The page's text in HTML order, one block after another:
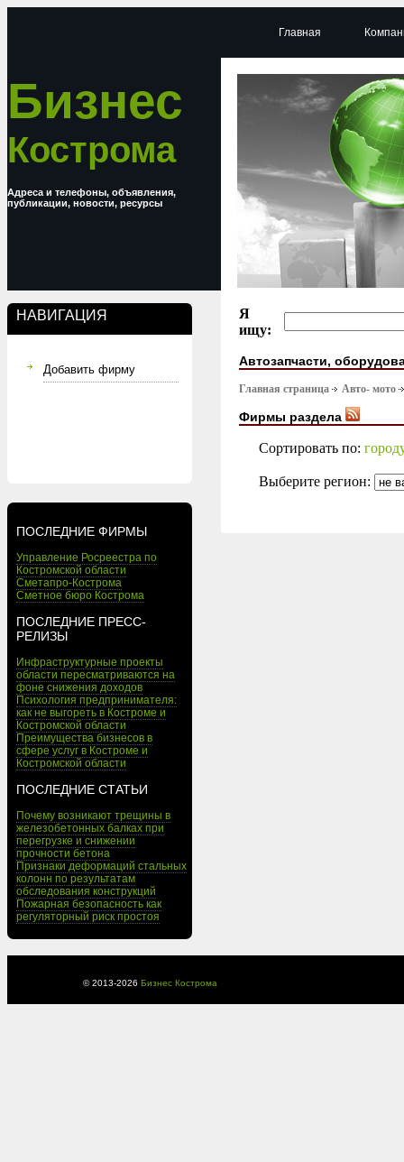
Бизнес
Кострома
Адреса и телефоны, объявления,
публикации, новости, ресурсы
НАВИГАЦИЯ
Добавить фирму
ПОСЛЕДНИЕ ФИРМЫ
Управление Росреестра по
Костромской области
Сметапро-Кострома
Сметное бюро Кострома
ПОСЛЕДНИЕ ПРЕСС-
РЕЛИЗЫ
Инфраструктурные проекты
области пересматриваются на
фоне снижения доходов
Психология предпринимателя:
как не выгореть в Костроме и
Костромской области
Преимущества бизнесов в
сфере услуг в Костроме и
Костромской области
ПОСЛЕДНИЕ СТАТЬИ
Почему возникают трещины в
железобетонных балках при
перегрузке и снижении
прочности бетона
Признаки деформаций стальных
колонн по результатам
обследования конструкций
Пожарная безопасность как
регуляторный риск простоя
Главная
Я
ищу:
Автозапчасти,
Главная страница Авто- мото
Фирмы раздела
Сортировать по:
Выберите регион:
© 2013-2026 Бизнес Кострома